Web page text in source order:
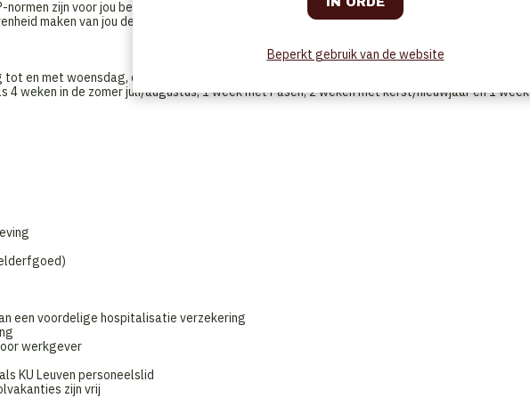
zijn voor jou bekend terrein.
maken van jou de ideale kandidaat.
tot en met woensdag, donderdag en vrijdag enkel avond shift
4 weken in de zomer juli/augustus, 1 week met Pasen, 2 weken met kerst/nieuwjaar en 1 week
een voordelige hospitalisatie verzekering
werkgever
KU Leuven personeelslid
zijn vrij
Beperkt gebruik van de website